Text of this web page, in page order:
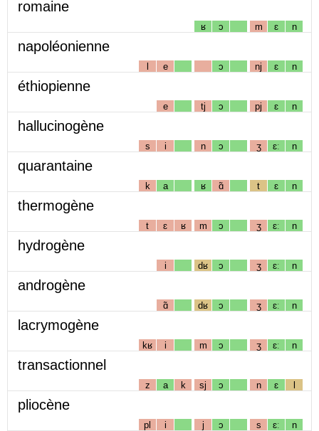
romaine
ʁ ɔ m ɛ n
napoléonienne
l e ɔ nj ɛ n
éthiopienne
e tj ɔ pj ɛ n
hallucinogène
s i n ɔ ʒ ɛː n
quarantaine
k a ʁ ɑ̃ t ɛ n
thermogène
t ɛ ʁ m ɔ ʒ ɛː n
hydrogène
i dʁ ɔ ʒ ɛː n
androgène
ɑ̃ dʁ ɔ ʒ ɛː n
lacrymogène
kʁ i m ɔ ʒ ɛː n
transactionnel
z a k sj ɔ n ɛ l
pliocène
pl i j ɔ s ɛː n